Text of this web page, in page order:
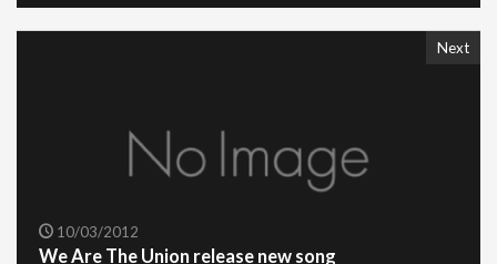
Next
10/03/2012
We Are The Union release new song